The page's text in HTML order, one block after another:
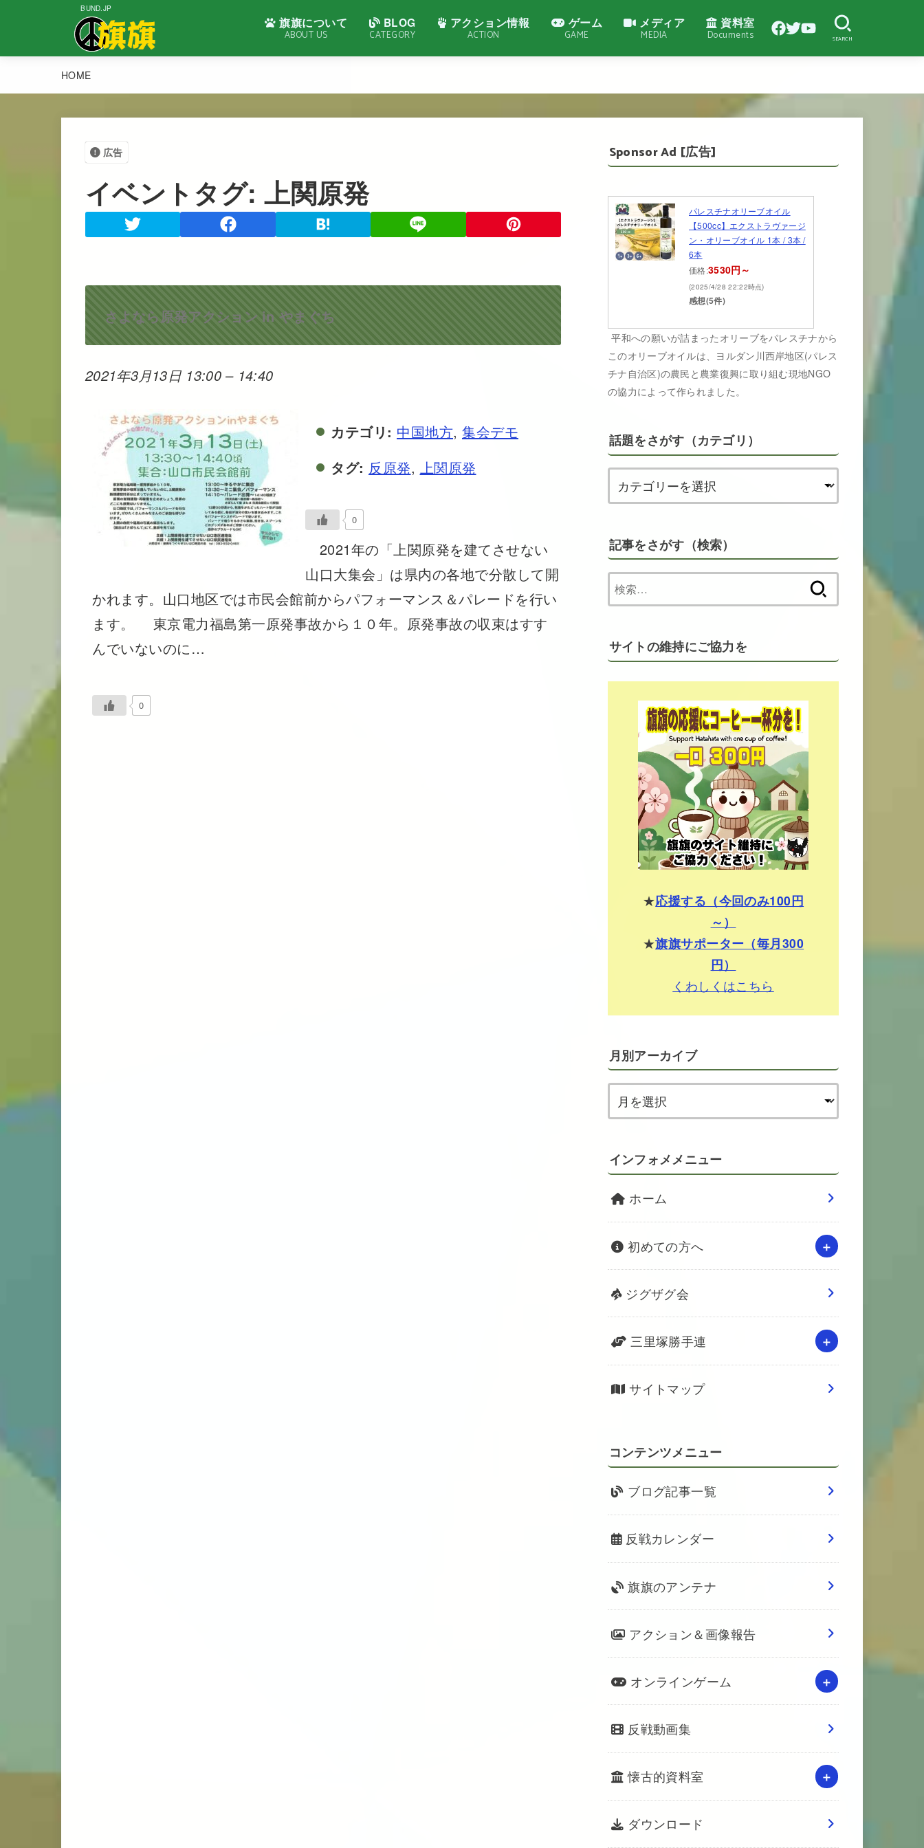
BUND.JP
旗旗について
ABOUT US
BLOG
CATEGORY
アクション情報
ACTION
ゲーム
GAME
メディア
MEDIA
資料室
Documents SEARCH
HOME
広告
イベントタグ:上関原発
さよなら原発アクション in やまぐち
2021年3月13日 13:00– 14:40
カテゴリ: 中国地方, 集会デモ
タグ: 反原発, 上関原発
0
2021年の「上関原発を建てさせない
山口大集会」は県内の各地で分散して開
かれます。山口地区では市民会館前からパフォーマンス＆パレードを行い
ます。 東京電力福島第一原発事故から１０年。原発事故の収束はすす
んでいないのに…
0
Sponsor Ad [広告]
パレスチナオリーブオイル
【500cc】エクストラヴァージ
ン・オリーブオイル 1本 / 3本 /
6本
価格:3530円～
(2025/4/28 22:22時点)
感想(5件)
平和への願いが詰まったオリーブをパレスチナから
このオリーブオイルは、ヨルダン川西岸地区(パレス
チナ自治区)の農民と農業復興に取り組む現地NGO
の協力によって作られました。
話題をさがす（カテゴリ）
記事をさがす（検索）
索:
サイトの維持にご協力を
★応援する（今回のみ100円
～）
★旗旗サポーター（毎月300
円）
くわしくはこちら
月別アーカイブ
インフォメメニュー
ホーム
初めての方へ
ジグザグ会
三里塚勝手連
サイトマップ
コンテンツメニュー
ブログ記事一覧
反戦カレンダー
旗旗のアンテナ
アクション＆画像報告
オンラインゲーム
反戦動画集
懐古的資料室
ダウンロード